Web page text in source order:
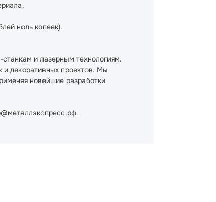
ноль копеек).
и лазерным технологиям.
и декоративных проектов. Мы
новейшие разработки